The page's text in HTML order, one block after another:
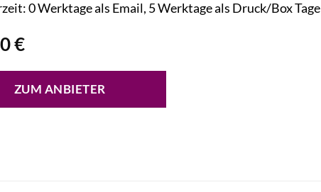
€
0 Werktage als Email, 5 Werktage als Druck/Box Tage
ZUM ANBIETER